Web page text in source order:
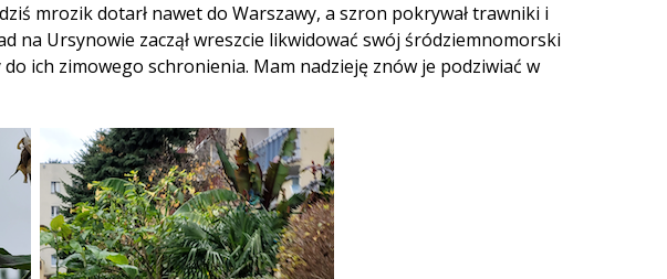
mrozik dotarł nawet do Warszawy, a szron pokrywał trawniki i
na Ursynowie zaczął wreszcie likwidować swój śródziemnomorski
ich zimowego schronienia. Mam nadzieję znów je podziwiać w